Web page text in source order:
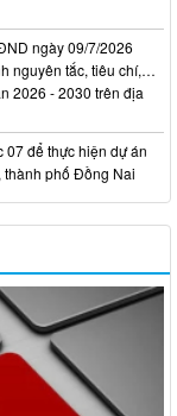
ngày 09/7/2026
nguyên tắc, tiêu chí,…
2026 - 2030 trên địa
07 để thực hiện dự án
thành phố Đồng Nai